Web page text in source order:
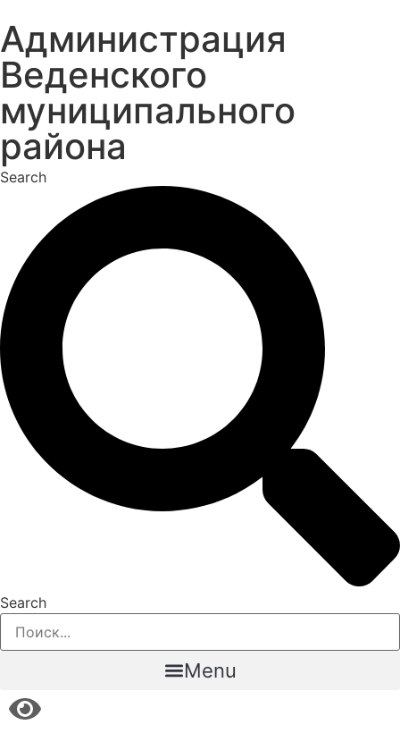
к
содержимому
Администрация
Веденского
муниципального
района
Search
Search
Menu